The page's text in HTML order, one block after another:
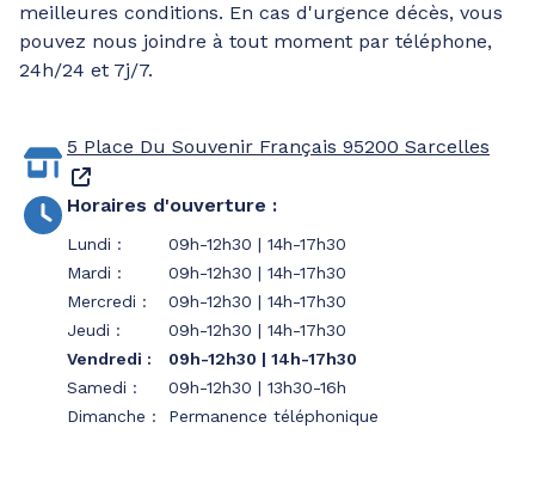
meilleures conditions. En cas d'urgence décès, vous
pouvez nous joindre à tout moment par téléphone,
24h/24 et 7j/7.
5 Place Du Souvenir Français 95200 Sarcelles
Horaires d'ouverture :
Lundi :
09h-12h30 | 14h-17h30
Mardi :
09h-12h30 | 14h-17h30
Mercredi :
09h-12h30 | 14h-17h30
Jeudi :
09h-12h30 | 14h-17h30
Vendredi :
09h-12h30 | 14h-17h30
Samedi :
09h-12h30 | 13h30-16h
Dimanche : Permanence téléphonique